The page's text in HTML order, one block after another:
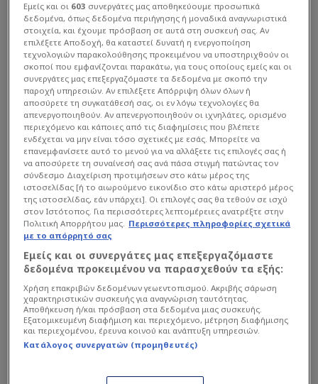
Εμείς και οι 603 συνεργάτες μας αποθηκεύουμε προσωπικά
δεδομένα, όπως δεδομένα περιήγησης ή μοναδικά αναγνωριστικά
στοιχεία, και έχουμε πρόσβαση σε αυτά στη συσκευή σας. Αν
επιλέξετε Αποδοχή, θα καταστεί δυνατή η ενεργοποίηση
τεχνολογιών παρακολούθησης προκειμένου να υποστηριχθούν οι
σκοποί που εμφανίζονται παρακάτω, για τους οποίους εμείς και οι
συνεργάτες μας επεξεργαζόμαστε τα δεδομένα με σκοπό την
παροχή υπηρεσιών. Αν επιλέξετε Απόρριψη όλων όλων ή
αποσύρετε τη συγκατάθεσή σας, οι εν λόγω τεχνολογίες θα
απενεργοποιηθούν. Αν απενεργοποιηθούν οι ιχνηλάτες, ορισμένο
περιεχόμενο και κάποιες από τις διαφημίσεις που βλέπετε
ενδέχεται να μην είναι τόσο σχετικές με εσάς. Μπορείτε να
επανεμφανίσετε αυτό το μενού για να αλλάξετε τις επιλογές σας ή
να αποσύρετε τη συναίνεσή σας ανά πάσα στιγμή πατώντας τον
σύνδεσμο Διαχείριση προτιμήσεων στο κάτω μέρος της
ιστοσελίδας [ή το αιωρούμενο εικονίδιο στο κάτω αριστερό μέρος
της ιστοσελίδας, εάν υπάρχει]. Οι επιλογές σας θα τεθούν σε ισχύ
στον Ιστότοπος. Για περισσότερες λεπτομέρειες ανατρέξτε στην
Πολιτική Απορρήτου μας. Περισσότερες πληροφορίες σχετικά
με το απόρρητό σας
Εμείς και οι συνεργάτες μας επεξεργαζόμαστε
δεδομένα προκειμένου να παρασχεθούν τα εξής:
Χρήση επακριβών δεδομένων γεωεντοπισμού. Ακριβής σάρωση
χαρακτηριστικών συσκευής για αναγνώριση ταυτότητας.
Αποθήκευση ή/και πρόσβαση στα δεδομένα μιας συσκευής.
Εξατομικευμένη διαφήμιση και περιεχόμενο, μέτρηση διαφήμισης
και περιεχομένου, έρευνα κοινού και ανάπτυξη υπηρεσιών.
Κατάλογος συνεργατών (προμηθευτές)